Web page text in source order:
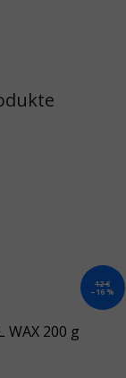
12 €
–16 %
WAX 200 g